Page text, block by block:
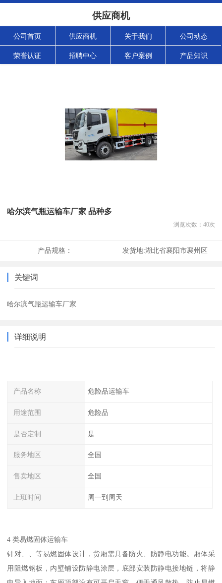
供应商机
公司首页 供应商机 关于我们 公司动态
荣誉认证 招聘中心 客户案例 产品知识
哈尔滨气瓶运输车厂家 品种多
浏览次数： 40次
产品规格： 发货地:湖北省襄阳市襄州区
关键词
哈尔滨气瓶运输车厂家
详细说明
产品名称 危险品运输车
用途范围 危险品
是否定制 是
服务地区 全国
售卖地区 全国
上班时间 周一到周天
4 类易燃固体运输车​
针对、、等易燃固体设计，货厢需具备防火、防静电功能。厢体采
用阻燃钢板，内壁铺设防静电涂层，底部安装防静电接地链，将静